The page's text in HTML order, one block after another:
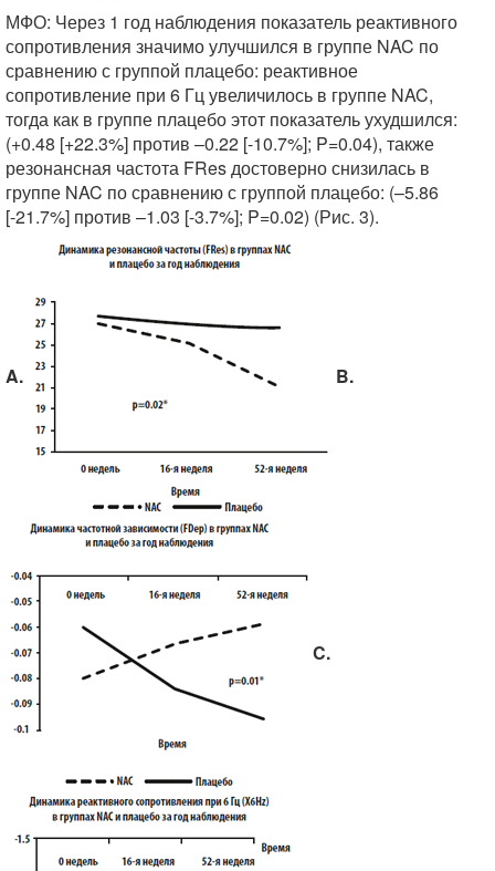
МФО: Через 1 год наблюдения показатель реактивного
сопротивления значимо улучшился в группе NAC по
сравнению с группой плацебо: реактивное
сопротивление при 6 Гц увеличилось в группе NAC,
тогда как в группе плацебо этот показатель ухудшился:
(+0.48 [+22.3%] против –0.22 [-10.7%]; P=0.04), также
резонансная частота FRes достоверно снизилась в
группе NAC по сравнению с группой плацебо: (–5.86
[-21.7%] против –1.03 [-3.7%]; P=0.02) (Рис. 3).
A. B.
C.